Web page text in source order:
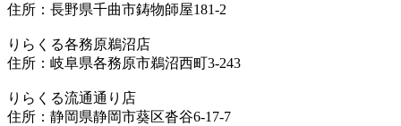
住所：長野県千曲市鋳物師屋181-2
りらくる各務原鵜沼店
住所：岐阜県各務原市鵜沼西町3-243
りらくる流通通り店
住所：静岡県静岡市葵区沓谷6-17-7